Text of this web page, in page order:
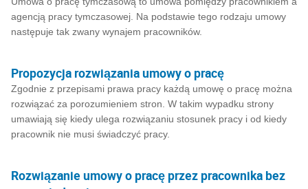
agencją pracy tymczasowej. Na podstawie tego rodzaju umowy
następuje tak zwany wynajem pracowników.
Propozycja rozwiązania umowy o pracę
Zgodnie z przepisami prawa pracy każdą umowę o pracę można
rozwiązać za porozumieniem stron. W takim wypadku strony
umawiają się kiedy ulega rozwiązaniu stosunek pracy i od kiedy
pracownik nie musi świadczyć pracy.
Rozwiązanie umowy o pracę przez pracownika bez